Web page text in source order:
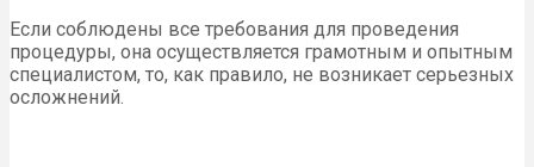
Если соблюдены все требования для проведения
процедуры, она осуществляется грамотным и опытным
специалистом, то, как правило, не возникает серьезных
осложнений.